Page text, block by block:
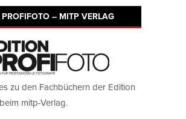
– MITP VERLAG
zu den Fachbüchern der Edition
mitp-Verlag.